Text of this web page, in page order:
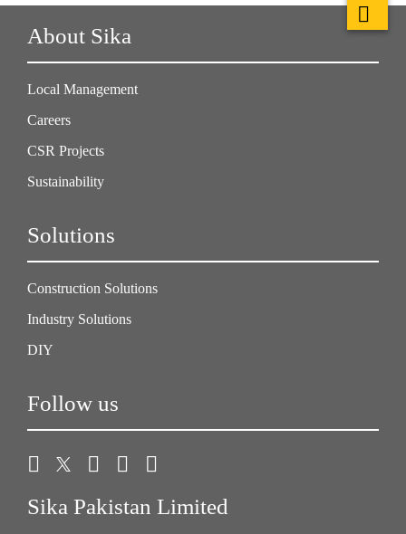
About Sika
Local Management
Careers
CSR Projects
Sustainability
Solutions
Construction Solutions
Industry Solutions
DIY
Follow us
Sika Pakistan Limited